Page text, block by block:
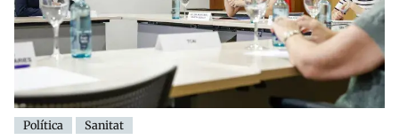
Política Sanitat